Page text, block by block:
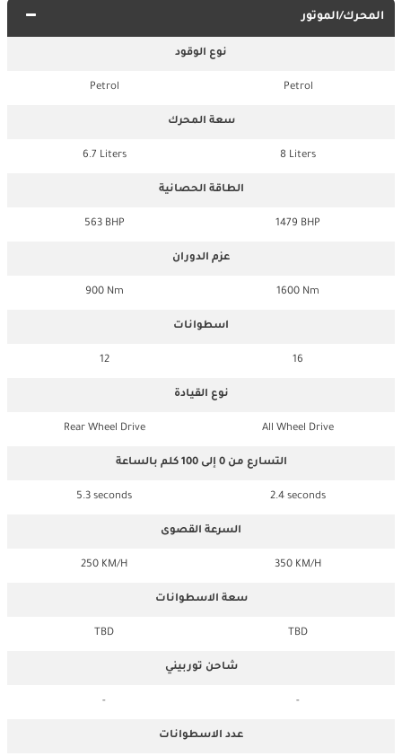
المحرك/الموتور
نوع الوقود
Petrol
Petrol
سعة المحرك
8 Liters
6.7 Liters
الطاقة الحصانية
1479 BHP
563 BHP
عزم الدوران
1600 Nm
900 Nm
اسطوانات
16
12
نوع القيادة
All Wheel Drive
Rear Wheel Drive
التسارع من 0 إلى 100 كلم بالساعة
2.4 seconds
5.3 seconds
السرعة القصوى
350 KM/H
250 KM/H
سعة الاسطوانات
TBD
TBD
شاحن توربيني
-
-
عدد الاسطوانات